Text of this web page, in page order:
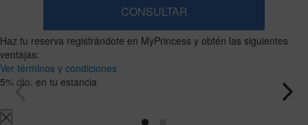
CONSULTAR
Habitaciones
y
ocupaciones
1
adultos
12
años
2
Hasta
11
años
0
Añadir
habitación
Haz tu reserva registrándote en MyPrincess y obtén las siguientes
ventajas:
Ver términos y condiciones
5% dto. en tu estancia